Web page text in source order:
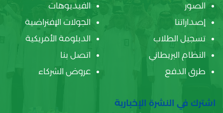
الصور
الفيديوهات
إصداراتنا
الجولات الإفتراضية
تسجيل الطلاب
الدبلومة الأمريكية
النظام البريطاني
اتصل بنا
طرق الدفع
عروض الشركاء
اشترك في النشرة الإخبارية